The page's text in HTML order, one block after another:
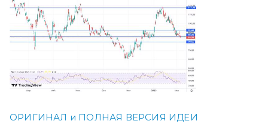
ОРИГИНАЛ и ПОЛНАЯ ВЕРСИЯ ИДЕИ